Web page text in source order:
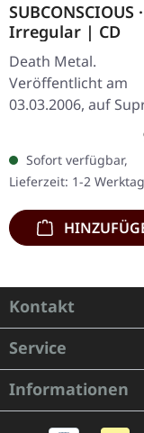
SUBCONSCIOUS ·
Irregular | CD
Death Metal.
Veröffentlicht am
03.03.2006, auf
Chaos Records. CD
Jewelcase mit 8-
Booklet.
liefern mit
Sofort verfügbar,
Lieferzeit: 1-2
Kontakt
Service
Informationen